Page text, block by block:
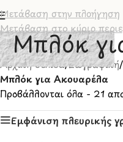
Μετάβαση στην πλοήγηση
Μετάβαση στο κύριο
Μπλόκ
Αρχική σελίδα/Ζωγραφική/
Μπλόκ για Ακουαρέλα
Προβάλλονται όλα - 21
Εμφάνιση πλευρικής